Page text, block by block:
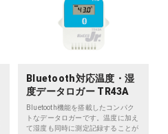
Bluetooth対応温度・湿
度データロガー TR43A
Bluetooth機能を搭載したコンパク
トなデータロガーです。温度に加え
て湿度も同時に測定記録することが